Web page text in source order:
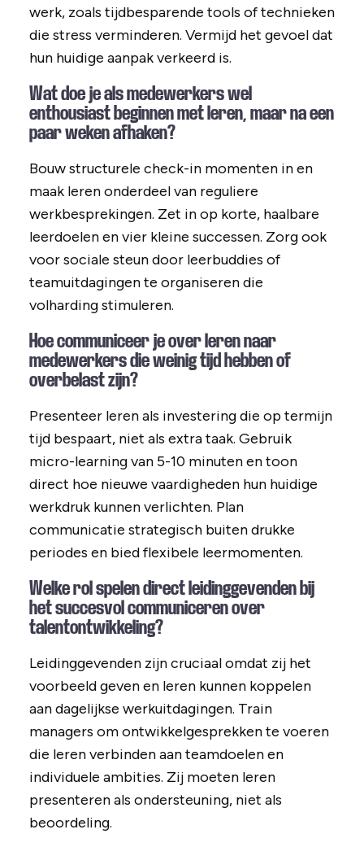
werk, zoals tijdbesparende tools of technieken
die stress verminderen. Vermijd het gevoel dat
hun huidige aanpak verkeerd is.
Wat doe je als medewerkers wel
enthousiast beginnen met leren, maar na een
paar weken afhaken?
Bouw structurele check-in momenten in en
maak leren onderdeel van reguliere
werkbesprekingen. Zet in op korte, haalbare
leerdoelen en vier kleine successen. Zorg ook
voor sociale steun door leerbuddies of
teamuitdagingen te organiseren die
volharding stimuleren.
Hoe communiceer je over leren naar
medewerkers die weinig tijd hebben of
overbelast zijn?
Presenteer leren als investering die op termijn
tijd bespaart, niet als extra taak. Gebruik
micro-learning van 5-10 minuten en toon
direct hoe nieuwe vaardigheden hun huidige
werkdruk kunnen verlichten. Plan
communicatie strategisch buiten drukke
periodes en bied flexibele leermomenten.
Welke rol spelen direct leidinggevenden bij
het succesvol communiceren over
talentontwikkeling?
Leidinggevenden zijn cruciaal omdat zij het
voorbeeld geven en leren kunnen koppelen
aan dagelijkse werkuitdagingen. Train
managers om ontwikkelgesprekken te voeren
die leren verbinden aan teamdoelen en
individuele ambities. Zij moeten leren
presenteren als ondersteuning, niet als
beoordeling.